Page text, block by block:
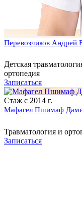
Перевозчиков Андрей
Детская
ортопедия
Записаться
Стаж с 2014 г.
Мафагел Пшимаф
Травматология и
Записаться